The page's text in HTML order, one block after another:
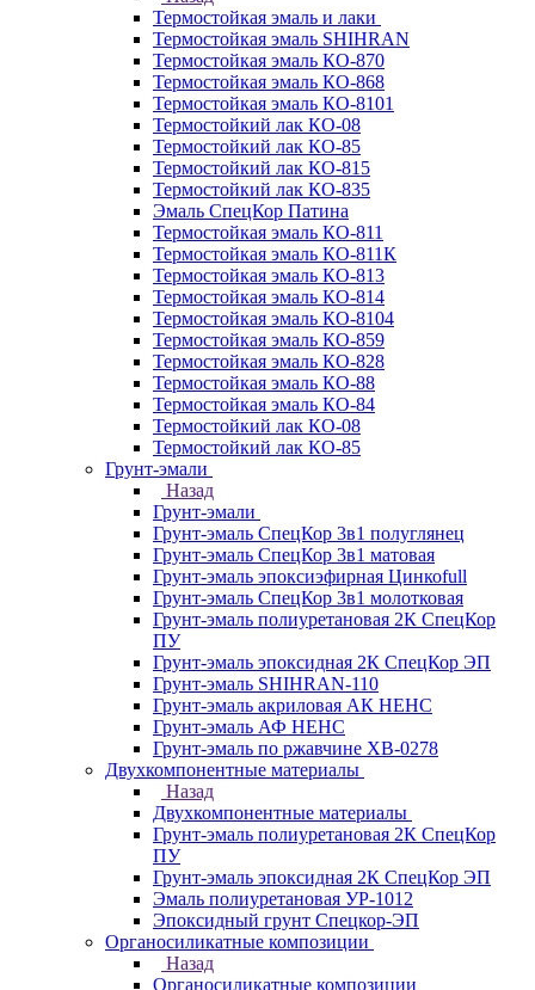
Термостойкая эмаль и лаки
Термостойкая эмаль SHIHRAN
Термостойкая эмаль КО-870
Термостойкая эмаль КО-868
Термостойкая эмаль КО-8101
Термостойкий лак КО-08
Термостойкий лак КО-85
Термостойкий лак КО-815
Термостойкий лак КО-835
Эмаль СпецКор Патина
Термостойкая эмаль КО-811
Термостойкая эмаль КО-811К
Термостойкая эмаль КО-813
Термостойкая эмаль КО-814
Термостойкая эмаль КО-8104
Термостойкая эмаль КО-859
Термостойкая эмаль КО-828
Термостойкая эмаль КО-88
Термостойкая эмаль КО-84
Термостойкий лак КО-08
Термостойкий лак КО-85
Грунт-эмали
Назад
Грунт-эмали
Грунт-эмаль СпецКор 3в1 полуглянец
Грунт-эмаль СпецКор 3в1 матовая
Грунт-эмаль эпоксиэфирная Цинкоfull
Грунт-эмаль СпецКор 3в1 молотковая
Грунт-эмаль полиуретановая 2К СпецКор
ПУ
Грунт-эмаль эпоксидная 2К СпецКор ЭП
Грунт-эмаль SHIHRAN-110
Грунт-эмаль акриловая АК НЕНС
Грунт-эмаль АФ НЕНС
Грунт-эмаль по ржавчине ХВ-0278
Двухкомпонентные материалы
Назад
Двухкомпонентные материалы
Грунт-эмаль полиуретановая 2К СпецКор
ПУ
Грунт-эмаль эпоксидная 2К СпецКор ЭП
Эмаль полиуретановая УР-1012
Эпоксидный грунт Спецкор-ЭП
Органосиликатные композиции
Назад
Органосиликатные композиции